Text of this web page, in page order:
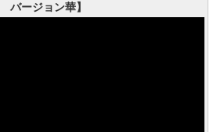
バージョン華】